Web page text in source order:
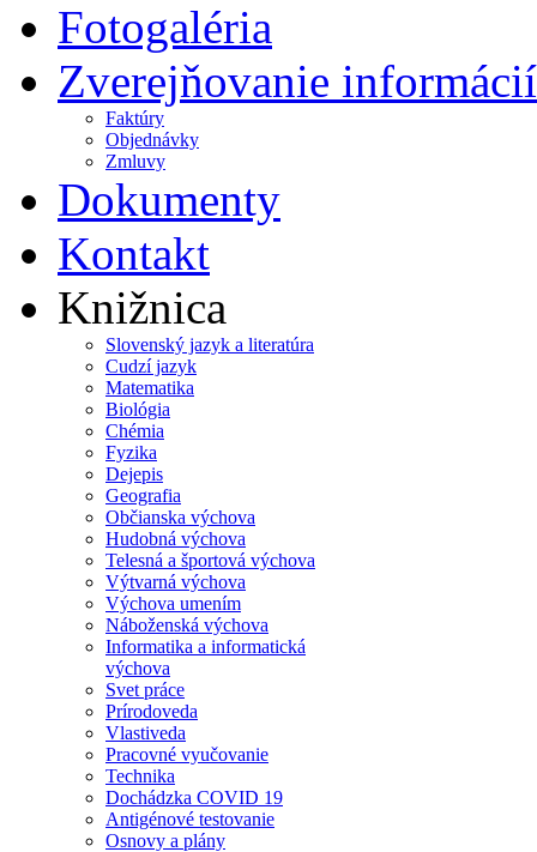
Fotogaléria
Zverejňovanie informácií
Faktúry
Objednávky
Zmluvy
Dokumenty
Kontakt
Knižnica
Slovenský jazyk a literatúra
Cudzí jazyk
Matematika
Biológia
Chémia
Fyzika
Dejepis
Geografia
Občianska výchova
Hudobná výchova
Telesná a športová výchova
Výtvarná výchova
Výchova umením
Náboženská výchova
Informatika a informatická
výchova
Svet práce
Prírodoveda
Vlastiveda
Pracovné vyučovanie
Technika
Dochádzka COVID 19
Antigénové testovanie
Osnovy a plány